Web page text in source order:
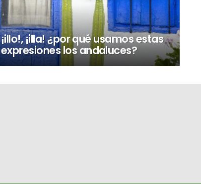
¡illo!, ¡illa! ¿por qué usamos estas
expresiones los andaluces?